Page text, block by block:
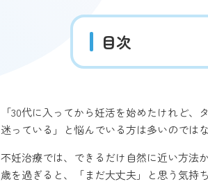
目次
「30代に入ってから妊活を始めたけれど
迷っている」と悩んでいる方は多いのでは
不妊治療では、できるだけ自然に近い方法
歳を過ぎると、「まだ大丈夫」と思う気持